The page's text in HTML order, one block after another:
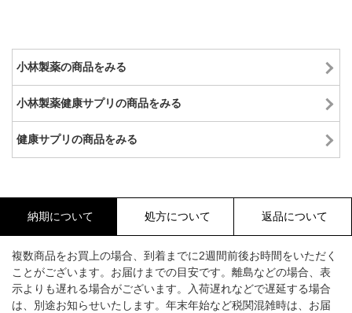
小林製薬の商品をみる
小林製薬健康サプリの商品をみる
健康サプリの商品をみる
納期について 処方について 返品について
複数商品をお買上の場合、到着までに2週間前後お時間をいただく
ことがございます。お届けまでの目安です。離島などの場合、表
示よりも遅れる場合がございます。入荷遅れなどで遅延する場合
は、別途お知らせいたします。年末年始など税関混雑時は、お届